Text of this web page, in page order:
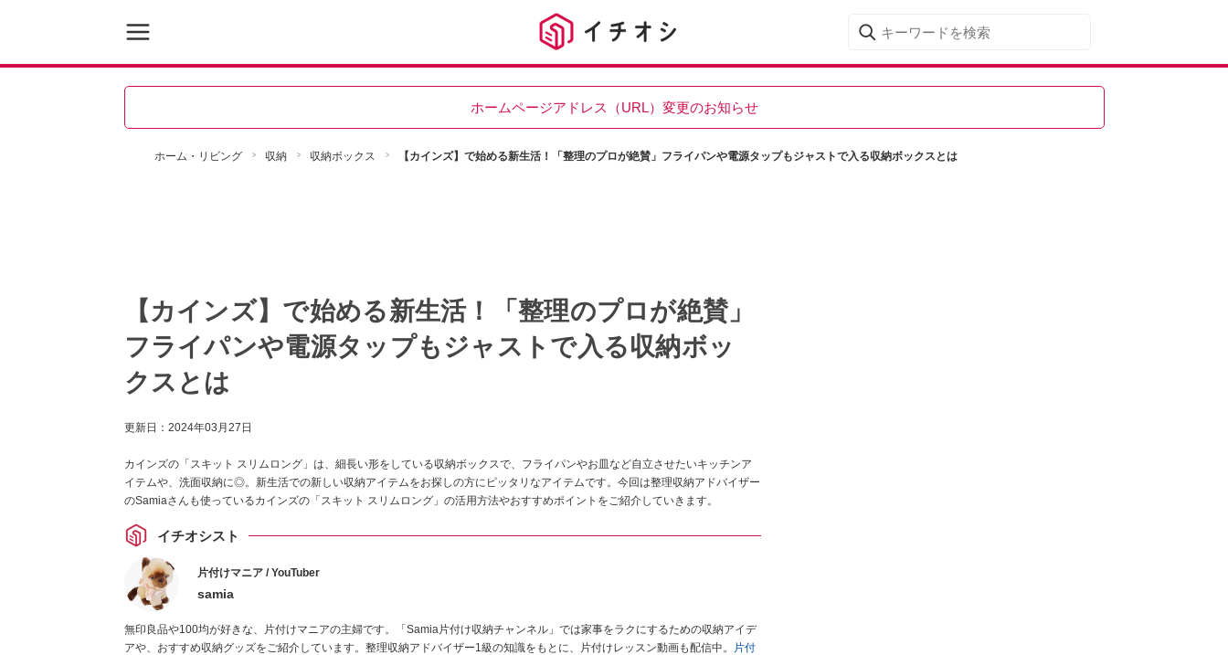
ホームページアドレス（URL）変更のお知らせ
ホーム・リビング 収納 収納ボックス 【カインズ】で始める新生活！「整理のプロが絶賛」フライパンや電源タップもジャストで入る収納ボックスとは
【カインズ】で始める新生活！「整理のプロが絶賛」
フライパンや電源タップもジャストで入る収納ボッ
クスとは
更新日： 2024年03月27日
カインズの「スキット スリムロング」は、細長い形をしている収納ボックスで、フライパンやお皿など自立させたいキッチンア
イテムや、洗面収納に◎。新生活での新しい収納アイテムをお探しの方にピッタリなアイテムです。今回は整理収納アドバイザー
のSamiaさんも使っているカインズの「スキット スリムロング」の活用方法やおすすめポイントをご紹介していきます。
イチオシスト
片付けマニア / YouTuber
samia
無印良品や100均が好きな、片付けマニアの主婦です。「Samia片付け収納チャンネル」では家事をラクにするための収納アイデ
アや、おすすめ収納グッズをご紹介しています。整理収納アドバイザー1級の知識をもとに、片付けレッスン動画も配信中。
片付